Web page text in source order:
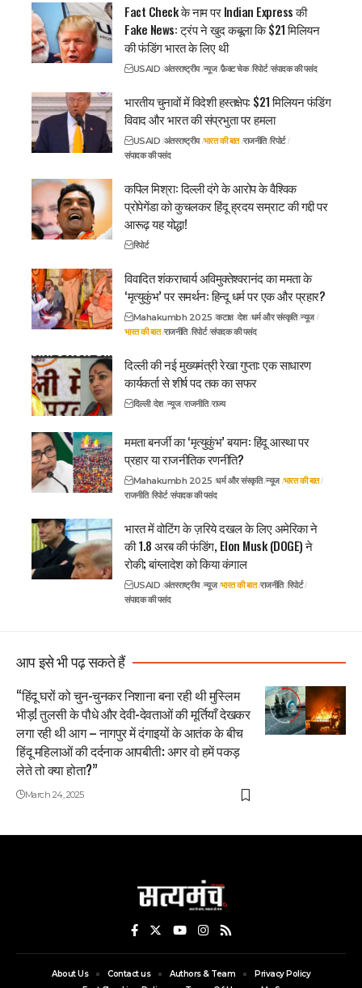
Fact Check के नाम पर Indian Express की
Fake News: ट्रंप ने खुद कबूला कि $21 मिलियन
की फंडिंग भारत के लिए थी
USAID अंतरराष्ट्रीय न्यूज फ़ैक्ट चेक रिपोर्ट संपादक की पसंद
भारतीय चुनावों में विदेशी हस्तक्षेप: $21 मिलियन फंडिंग
विवाद और भारत की संप्रभुता पर हमला
USAID अंतरराष्ट्रीय भारत की बात राजनीति रिपोर्ट
संपादक की पसंद
कपिल मिश्रा: दिल्ली दंगे के आरोप के वैश्विक
प्रोपेगेंडा को कुचलकर हिंदू ह्रदय सम्राट की गद्दी पर
आरूढ़ यह योद्धा!
रिपोर्ट
विवादित शंकराचार्य अविमुक्तेश्वरानंद का ममता के
‘मृत्युकुंभ’ पर समर्थन: हिन्दू धर्म पर एक और प्रहार?
Mahakumbh 2025 कटाक्ष देश धर्म और संस्कृति न्यूज
भारत की बात राजनीति रिपोर्ट संपादक की पसंद
दिल्ली की नई मुख्यमंत्री रेखा गुप्ता: एक साधारण
कार्यकर्ता से शीर्ष पद तक का सफर
दिल्ली देश न्यूज राजनीति राज्य
ममता बनर्जी का ‘मृत्युकुंभ’ बयान: हिंदू आस्था पर
प्रहार या राजनीतिक रणनीति?
Mahakumbh 2025 धर्म और संस्कृति न्यूज भारत की बात
राजनीति रिपोर्ट संपादक की पसंद
भारत में वोटिंग के ज़रिये दखल के लिए अमेरिका ने
की 1.8 अरब की फंडिंग, Elon Musk (DOGE) ने
रोकी; बांग्लादेश को किया कंगाल
USAID अंतरराष्ट्रीय न्यूज भारत की बात राजनीति रिपोर्ट
संपादक की पसंद
आप इसे भी पढ़ सकते हैं
“हिंदू घरों को चुन-चुनकर निशाना बना रही थी मुस्लिम
भीड़! तुलसी के पौधे और देवी-देवताओं की मूर्तियाँ देखकर
लगा रही थी आग – नागपुर में दंगाइयों के आतंक के बीच
हिंदू महिलाओं की दर्दनाक आपबीती: अगर वो हमें पकड़
लेते तो क्या होता?”
March 24, 2025
About Us Contact us Authors & Team
Privacy Policy